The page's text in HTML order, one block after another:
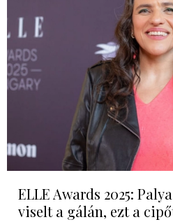
ELLE Awards 2025:
viselt a gálán, ezt a